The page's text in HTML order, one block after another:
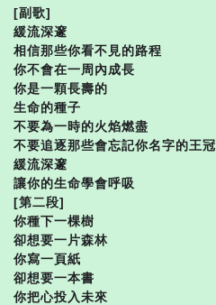
[副歌]
緩流深邃
相信那些你看不見的路程
你不會在一周內成長
你是一顆長壽的
生命的種子
不要為一時的火焰燃盡
不要追逐那些會忘記你名字的王冠
緩流深邃
讓你的生命學會呼吸
[第二段]
你種下一棵樹
卻想要一片森林
你寫一頁紙
卻想要一本書
你把心投入未來